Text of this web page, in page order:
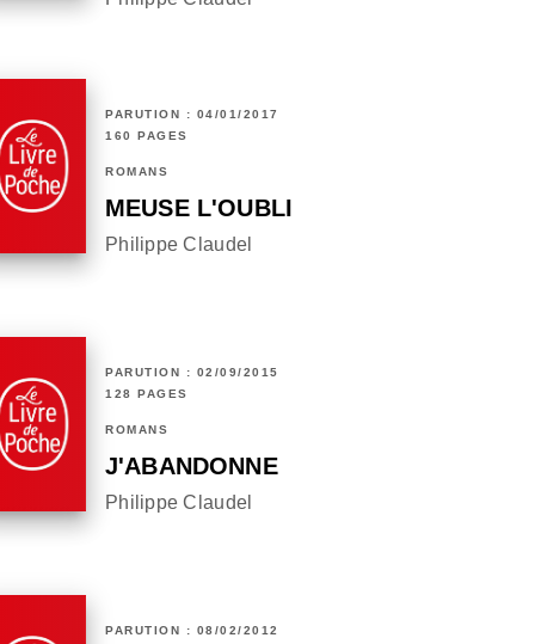
PARUTION : 04/01/2017
160 PAGES
ROMANS
MEUSE L'OUBLI
Philippe Claudel
PARUTION : 02/09/2015
128 PAGES
ROMANS
J'ABANDONNE
Philippe Claudel
PARUTION : 08/02/2012